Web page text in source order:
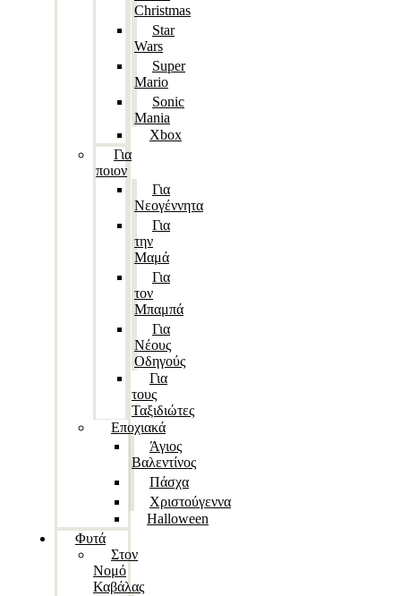
Christmas
Star
Wars
Super
Mario
Sonic
Mania
Xbox
Για
ποιον
Για
Νεογέννητα
Για
την
Μαμά
Για
τον
Μπαμπά
Για
Νέους
Οδηγούς
Για
τους
Ταξιδιώτες
Εποχιακά
Άγιος
Βαλεντίνος
Πάσχα
Χριστούγεννα
Halloween
Φυτά
Στον
Νομό
Καβάλας